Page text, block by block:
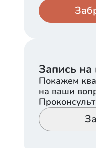
Запись на
Покажем
на ваши